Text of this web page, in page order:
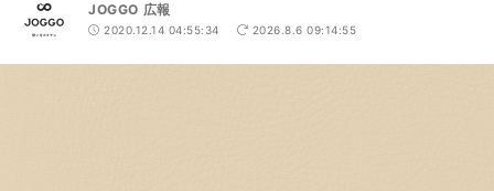
JOGGO 広報
2020.12.14 04:55:34 2026.8.6 09:14:55